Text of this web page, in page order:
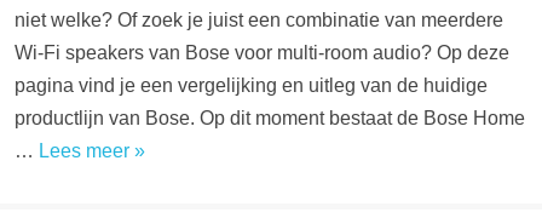
niet welke? Of zoek je juist een combinatie van meerdere
Wi-Fi speakers van Bose voor multi-room audio? Op deze
pagina vind je een vergelijking en uitleg van de huidige
productlijn van Bose. Op dit moment bestaat de Bose Home
… Lees meer »